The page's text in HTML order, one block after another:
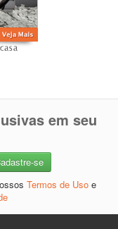
em seu
Termos de Uso e